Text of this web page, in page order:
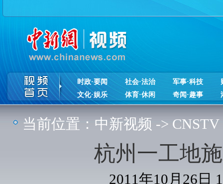
时政·要闻 社会·法治 军事·科技
文化·娱乐
体育·休闲 奇闻·趣事
当前位置： 中新视频 -> CNSTV
杭州一工地
2011年10月26